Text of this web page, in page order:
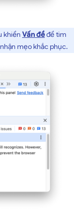
khiển Vấn đềđể tìm
mẹo khắc phục.